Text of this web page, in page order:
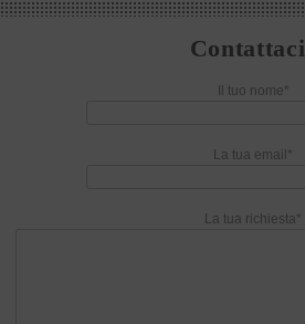
Contattaci
Il tuo nome*
La tua email*
La tua richiesta*